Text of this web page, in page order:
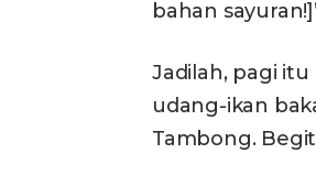
bahan
Jadilah, pagi
udang-ikan
Tambong.